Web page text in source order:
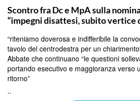
Scontro fra Dc e MpA sulla
“impegni disattesi, subito vertice
“riteniamo doverosa e indifferibile la
tavolo del centrodestra per un
Abbate che continuano “le questioni
portando esecutivo e maggioranza verso
ritorno”
..